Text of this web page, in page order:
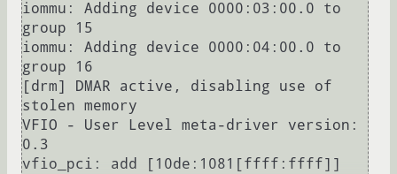
iommu: Adding device 0000:03:00.0 to
group 15
iommu: Adding device 0000:04:00.0 to
group 16
[drm] DMAR active, disabling use of
stolen memory
VFIO - User Level meta-driver version:
0.3
vfio_pci: add [10de:1081[ffff:ffff]]